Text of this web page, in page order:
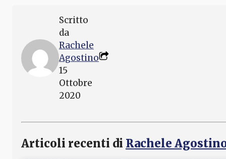
Scritto
da
Rachele
Agostino
15
Ottobre
2020
Articoli recenti di Rachele